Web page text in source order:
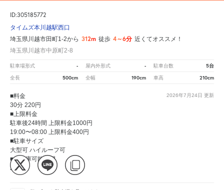
ID:305185772
タイムズ本川越駅西口
埼玉県川越市田町1-2から 312m 徒歩 4～6分 近くてオススメ！
埼玉県川越市中原町2-8
駐車場形式 - 屋内外形式 - 駐車台数 5台
全長 500cm 全幅 190cm 車高 210cm
2026年7月24日 更新
■料金
30分 220円
■上限料金
駐車後24時間 上限料金1000円
19:00〜08:00 上限料金400円
■駐車サイズ
大型可 ハイルーフ可
■入出庫可能時間
24時間